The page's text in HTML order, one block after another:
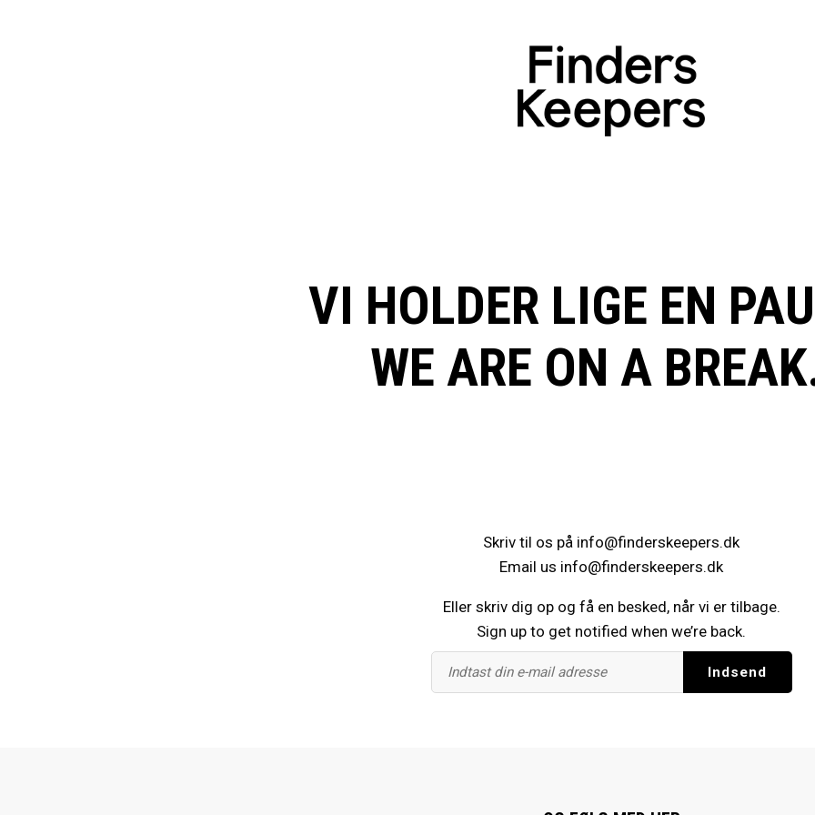
VI HOLDER LIGE EN
WE ARE ON A
Skriv til os på info@finderskeepers.dk
Email us info@finderskeepers.dk
Eller skriv dig op og få en besked, når vi er tilbage.
Sign up to get notified when we’re back.